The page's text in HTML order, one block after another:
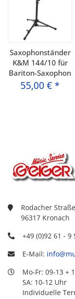
Saxophonständer
K&M 144/10 für
Bariton-Saxophon
55,00 € *
Rodacher
96317 Kronach
+49 (0)92 61 - 9
E-Mail:
Mo-Fr: 09-13 +
SA: 10-12 Uhr
Individuelle